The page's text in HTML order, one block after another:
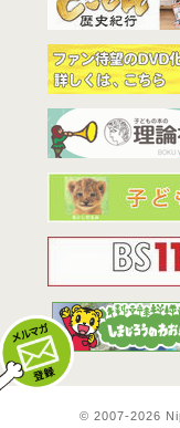
© 2007-2026